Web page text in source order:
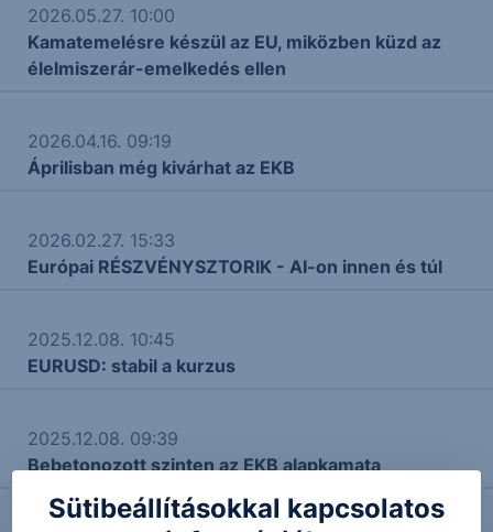
2026.05.27. 10:00
Kamatemelésre készül az EU, miközben küzd az
élelmiszerár-emelkedés ellen
2026.04.16. 09:19
Áprilisban még kivárhat az EKB
2026.02.27. 15:33
Európai RÉSZVÉNYSZTORIK - AI-on innen és túl
2025.12.08. 10:45
EURUSD: stabil a kurzus
2025.12.08. 09:39
Bebetonozott szinten az EKB alapkamata
Sütibeállításokkal kapcsolatos